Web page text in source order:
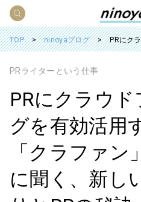
TOP ninoyaブログ PRにクラウドファンディングを有効
PRライターという仕事
PRにクラウ
グを有効活用
「クラファン
に聞く、新し